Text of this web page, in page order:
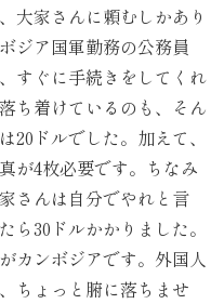
大家さんに頼むしかあり
ジア国軍勤務の公務員
すぐに手続きをしてくれ
ち着けているのも、そん
20ドルでした。加えて、
が4枚必要です。ちなみ
さんは自分でやれと言
ら30ドルかかりました。
カンボジアです。外国人
ちょっと腑に落ちませ